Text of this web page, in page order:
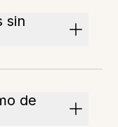
sin
de